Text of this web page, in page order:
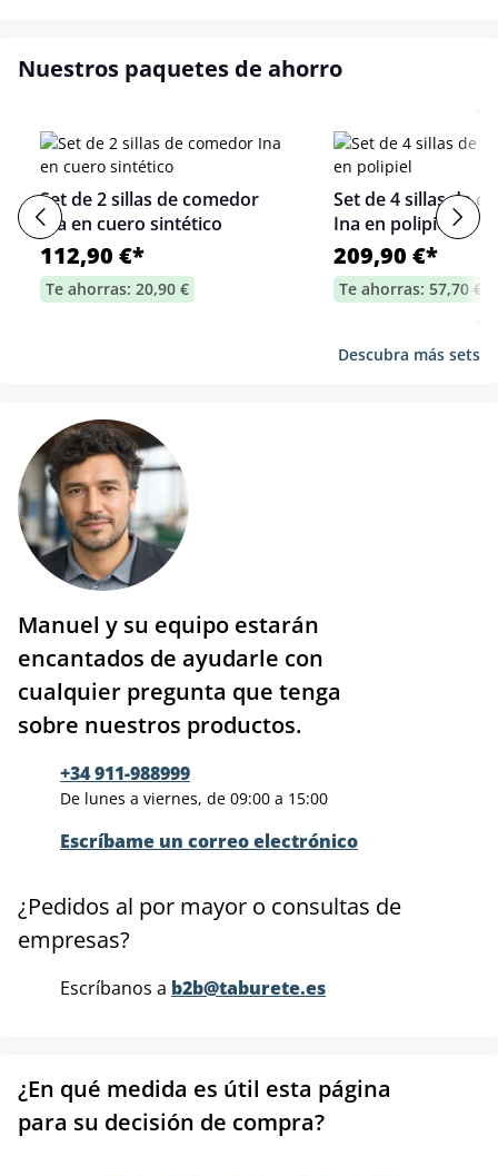
Nuestros paquetes de ahorro
Set de 2 sillas de comedor
Ina en cuero sintético
112,90 €*
Te ahorras: 20,90 €
Set de 4 sillas de
Ina en polipiel
209,90 €*
Te ahorras: 57,70 €
Descubra más sets
Manuel y su equipo estarán
encantados de ayudarle con
cualquier pregunta que tenga
sobre nuestros productos.
+34 911-988999
De lunes a viernes, de 09:00 a 15:00
Escríbame un correo electrónico
¿Pedidos al por mayor o consultas de
empresas?
Escríbanos a b2b@taburete.es
¿En qué medida es útil esta página
para su decisión de compra?